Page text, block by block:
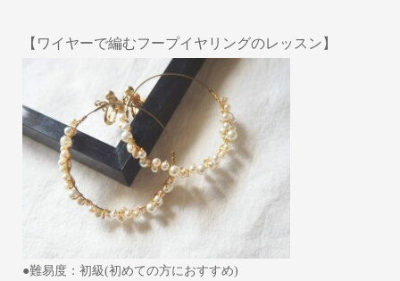
【ワイヤーで編むフープイヤリングのレッスン】
●難易度：初級(初めての方におすすめ)